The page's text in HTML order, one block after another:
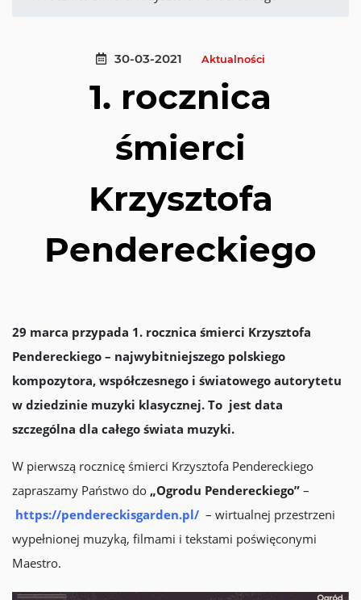
30-03-2021 Aktualności
1. rocznica
śmierci
Krzysztofa
Pendereckiego
29 marca przypada 1. rocznica śmierci Krzysztofa
Pendereckiego – najwybitniejszego polskiego
kompozytora, współczesnego i światowego autorytetu
w dziedzinie muzyki klasycznej. To jest data
szczególna dla całego świata muzyki.
W pierwszą rocznicę śmierci Krzysztofa Pendereckiego
zapraszamy Państwo do „Ogrodu Pendereckiego” –
https://pendereckisgarden.pl/ – wirtualnej przestrzeni
wypełnionej muzyką, filmami i tekstami poświęconymi
Maestro.